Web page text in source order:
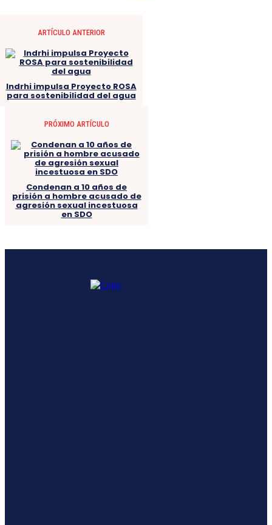
ARTÍCULO ANTERIOR
Indrhi impulsa Proyecto ROSA
para sostenibilidad del agua
PRÓXIMO ARTÍCULO
Condenan a 10 años de
prisión a hombre acusado de
agresión sexual incestuosa
en SDO